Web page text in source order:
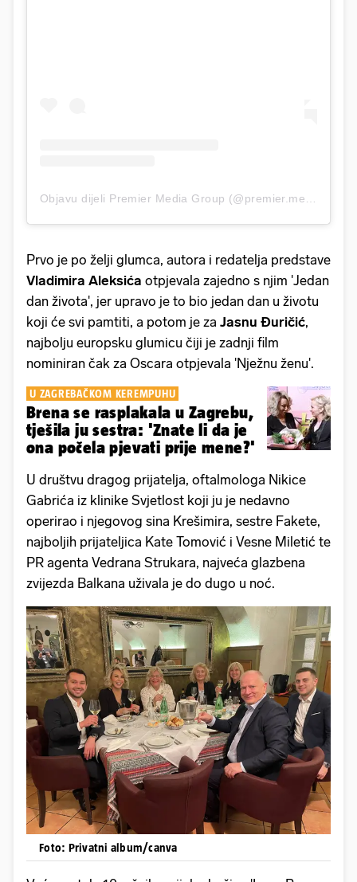
Prvo je po želji glumca, autora i redatelja predstave
Vladimira Aleksića otpjevala zajedno s njim 'Jedan
dan života', jer upravo je to bio jedan dan u životu
koji će svi pamtiti, a potom je za Jasnu Đuričić,
najbolju europsku glumicu čiji je zadnji film
nominiran čak za Oscara otpjevala 'Nježnu ženu'.
U ZAGREBAČKOM KEREMPUHU
Brena se rasplakala u Zagrebu,
tješila ju sestra: 'Znate li da je
ona počela pjevati prije mene?'
U društvu dragog prijatelja, oftalmologa Nikice
Gabrića iz klinike Svjetlost koji ju je nedavno
operirao i njegovog sina Krešimira, sestre Fakete,
najboljih prijateljica Kate Tomović i Vesne Miletić te
PR agenta Vedrana Strukara, najveća glazbena
zvijezda Balkana uživala je do dugo u noć.
Foto: Privatni album/canva